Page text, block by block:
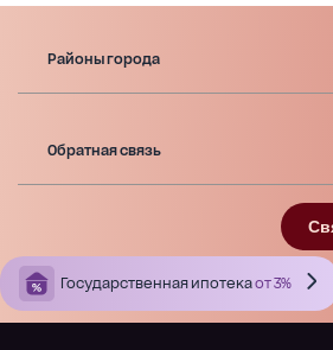
Районы города
Обратная связь
Государственная ипотекаот 3%